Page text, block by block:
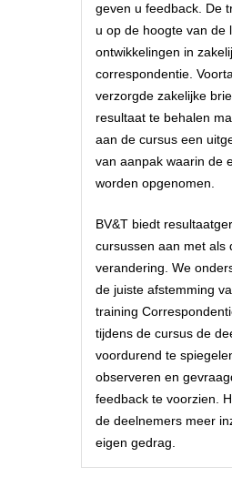
geven u feedback. De
u op de hoogte van de
ontwikkelingen in
correspondentie.
verzorgde zakelijke
resultaat te behalen
aan de cursus een
van aanpak waarin de
worden opgenomen.
BV&T biedt
cursussen aan met als
verandering. We
de juiste afstemming
training
tijdens de cursus de
voordurend te
observeren en
feedback te voorzien.
de deelnemers meer
eigen gedrag.